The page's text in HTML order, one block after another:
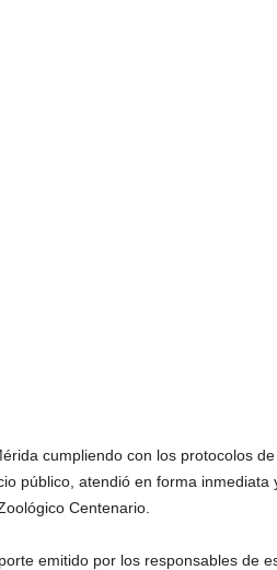
cumpliendo con los protocolos
público, atendió en forma
Centenario.
emitido por los responsables de